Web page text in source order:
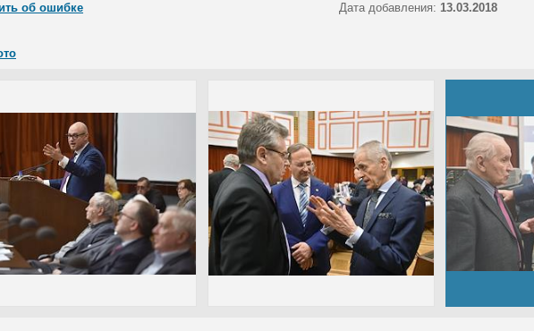
об ошибке
Дата добавления: 13.03.2018